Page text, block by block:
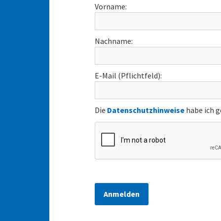
Vorname:
Nachname:
E-Mail (Pflichtfeld):
Die Datenschutzhinweise habe ich
Anmelden